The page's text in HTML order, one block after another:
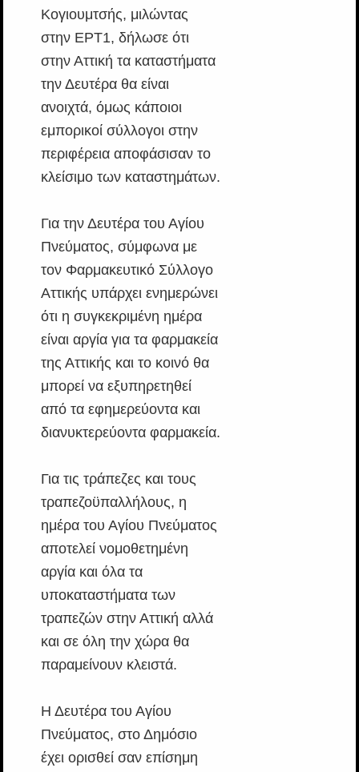
Κογιουμτσής, μιλώντας
στην ΕΡΤ1, δήλωσε ότι
στην Αττική τα καταστήματα
την Δευτέρα θα είναι
ανοιχτά, όμως κάποιοι
εμπορικοί σύλλογοι στην
περιφέρεια αποφάσισαν το
κλείσιμο των καταστημάτων.
Για την Δευτέρα του Αγίου
Πνεύματος, σύμφωνα με
τον Φαρμακευτικό Σύλλογο
Αττικής υπάρχει ενημερώνει
ότι η συγκεκριμένη ημέρα
είναι αργία για τα φαρμακεία
της Αττικής και το κοινό θα
μπορεί να εξυπηρετηθεί
από τα εφημερεύοντα και
διανυκτερεύοντα φαρμακεία.
Για τις τράπεζες και τους
τραπεζοϋπαλλήλους, η
ημέρα του Αγίου Πνεύματος
αποτελεί νομοθετημένη
αργία και όλα τα
υποκαταστήματα των
τραπεζών στην Αττική αλλά
και σε όλη την χώρα θα
παραμείνουν κλειστά.
Η Δευτέρα του Αγίου
Πνεύματος, στο Δημόσιο
έχει ορισθεί σαν επίσημη